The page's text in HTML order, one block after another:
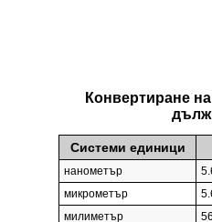
Конвертиране
Системи единици
нанометър
микрометър
милиметър